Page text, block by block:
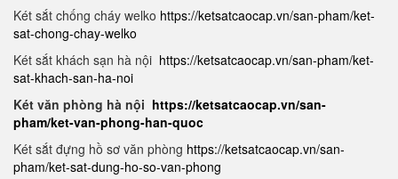
Két sắt chống cháy welko https://ketsatcaocap.vn/san-pham/ket-
sat-chong-chay-welko
Két sắt khách sạn hà nội https://ketsatcaocap.vn/san-pham/ket-
sat-khach-san-ha-noi
Két văn phòng hà nội https://ketsatcaocap.vn/san-
pham/ket-van-phong-han-quoc
Két sắt đựng hồ sơ văn phòng https://ketsatcaocap.vn/san-
pham/ket-sat-dung-ho-so-van-phong